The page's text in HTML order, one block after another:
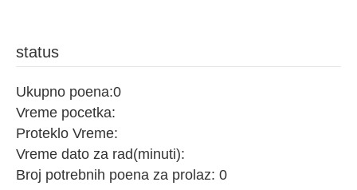
status
Ukupno poena:0
Vreme pocetka:
Proteklo Vreme:
Vreme dato za rad(minuti):
Broj potrebnih poena za prolaz: 0